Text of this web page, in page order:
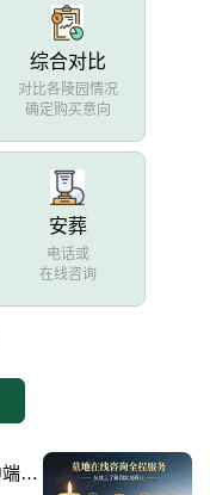
综合对比
对比各陵园情况
确定购买意向
安葬
电话或
在线咨询
清东陵万佛园皇家园林墓碑分层定价 中端墓位限时大额让利详解及优惠福利